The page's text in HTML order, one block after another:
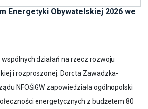
Energetyki Obywatelskiej 2026 we
wspólnych działań na rzecz rozwoju
i rozproszonej. Dorota Zawadzka-
NFOŚiGW zapowiedziała ogólnopolski
energetycznych z budżetem 80